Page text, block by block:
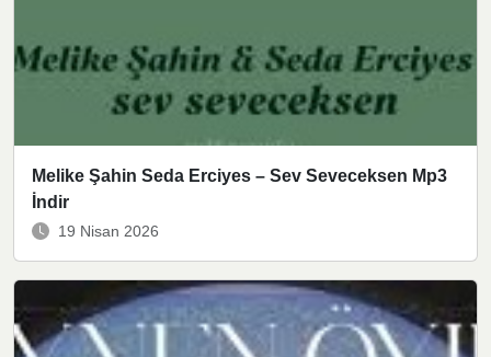
Melike Şahin Seda Erciyes – Sev Seveceksen Mp3
İndir
19 Nisan 2026